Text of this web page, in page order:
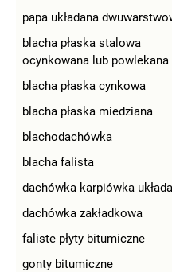
papa układana
blacha płaska stalowa
ocynkowana lub powlekana
blacha płaska cynkowa
blacha płaska miedziana
blachodachówka
blacha falista
dachówka karpiówka
dachówka zakładkowa
faliste płyty bitumiczne
gonty bitumiczne